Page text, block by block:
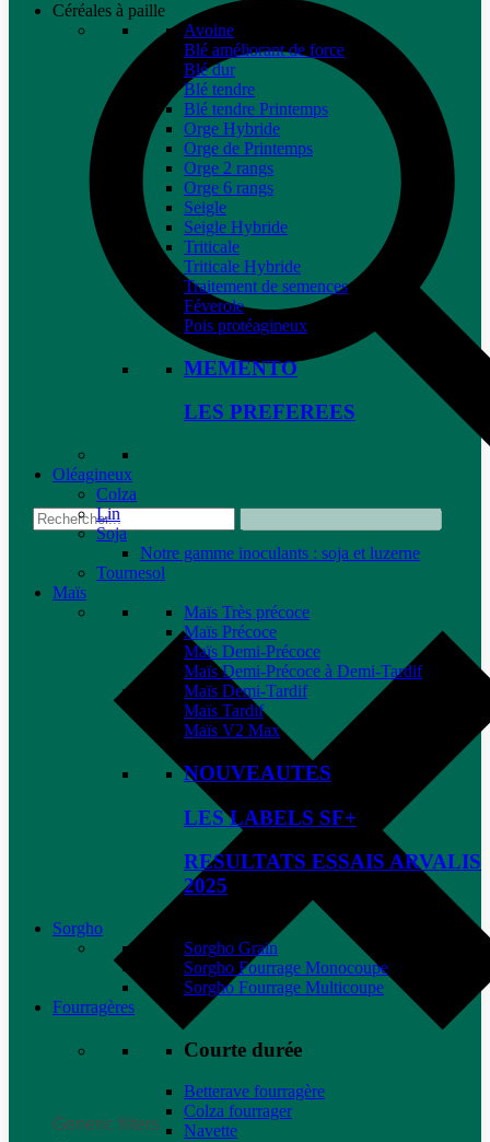
Generic filters
Céréales à paille
Avoine
Blé améliorant de force
Blé dur
Blé tendre
Blé tendre Printemps
Orge Hybride
Orge de Printemps
Orge 2 rangs
Orge 6 rangs
Seigle
Seigle Hybride
Triticale
Triticale Hybride
Traitement de semences
Féverole
Pois protéagineux
MEMENTO
LES PREFEREES
Oléagineux
Colza
Lin
Soja
Notre gamme inoculants : soja et luzerne
Tournesol
Maïs
Maïs Très précoce
Maïs Précoce
Maïs Demi-Précoce
Maïs Demi-Précoce à Demi-Tardif
Maïs Demi-Tardif
Maïs Tardif
Maïs V2 Max
NOUVEAUTES
LES LABELS SF+
RESULTATS ESSAIS ARVALIS
2025
Sorgho
Sorgho Grain
Sorgho Fourrage Monocoupe
Sorgho Fourrage Multicoupe
Fourragères
Courte durée
Betterave fourragère
Colza fourrager
Navette